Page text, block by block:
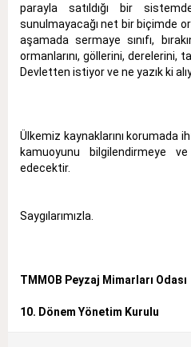
parayla satıldığı bir
sunulmayacağı net bir biçimde
aşamada sermaye sınıfı,
ormanlarını, göllerini, derelerini,
Devletten istiyor ve ne yazık ki
Ülkemiz kaynaklarını korumada
kamuoyunu bilgilendirmeye
edecektir.
Saygılarımızla.
TMMOB Peyzaj Mimarları Odası
10. Dönem Yönetim Kurulu